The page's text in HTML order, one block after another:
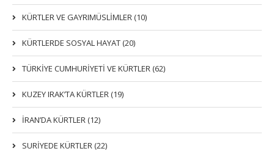
KÜRTLER VE GAYRIMÜSLIMLER (10)
KÜRTLERDE SOSYAL HAYAT (20)
TÜRKİYE CUMHURİYETİ VE KÜRTLER (62)
KUZEY IRAK’TA KÜRTLER (19)
İRAN’DA KÜRTLER (12)
SURİYEDE KÜRTLER (22)